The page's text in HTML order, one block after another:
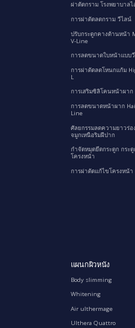
ผ่าตัดกราม โรงพยาบาลไ
การผ่าตัดลดกราม วีไลน์
ปรับกระดูกคางด้านหน้า
V-Line
การลดขนาดใบหน้าแบบ
การผ่าตัดลดโหนกแก้ม
L
การเสริมซิลิโคนหน้าผาก
การลดขนาดหน้าผาก
Line
ศัลยกรรมลดความยาวร่อง
จมูกเหนือริมฝีปาก
กำจัดหมุดยึดกระดูก กระดู
โครงหน้า
การผ่าตัดแก้ไขโครงหน้า
แผนกผิวหนัง
Body slimming
Whitening
Air ulthermage
Ulthera Quattro